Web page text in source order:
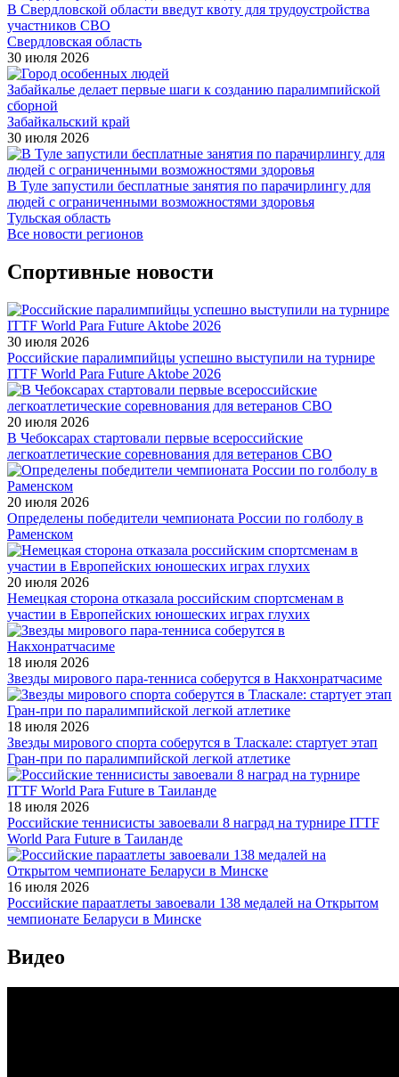
В Свердловской области введут квоту для трудоустройства
участников СВО
Свердловская область
30 июля 2026
Забайкалье делает первые шаги к созданию паралимпийской
сборной
Забайкальский край
30 июля 2026
В Туле запустили бесплатные занятия по парачирлингу для
людей с ограниченными возможностями здоровья
Тульская область
Все новости регионов
Спортивные новости
30 июля 2026
Российские паралимпийцы успешно выступили на турнире
ITTF World Para Future Aktobe 2026
20 июля 2026
В Чебоксарах стартовали первые всероссийские
легкоатлетические соревнования для ветеранов СВО
20 июля 2026
Определены победители чемпионата России по голболу в
Раменском
20 июля 2026
Немецкая сторона отказала российским спортсменам в
участии в Европейских юношеских играх глухих
18 июля 2026
Звезды мирового пара-тенниса соберутся в Накхонратчасиме
18 июля 2026
Звезды мирового спорта соберутся в Тласкале: стартует этап
Гран-при по паралимпийской легкой атлетике
18 июля 2026
Российские теннисисты завоевали 8 наград на турнире ITTF
World Para Future в Таиланде
16 июля 2026
Российские параатлеты завоевали 138 медалей на Открытом
чемпионате Беларуси в Минске
Видео